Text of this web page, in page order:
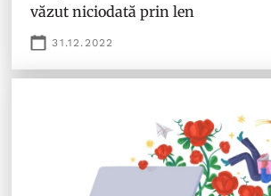
văzut niciodată prin len
31.12.2022